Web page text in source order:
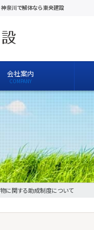
神奈川で解体なら東央建設
会社案内
に関する助成制度について